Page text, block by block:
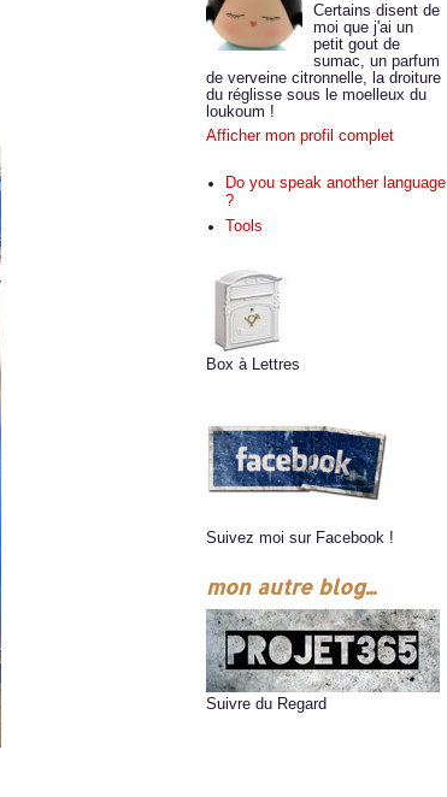
Certains disent de
moi que j'ai un
petit gout de
sumac, un parfum
de verveine citronnelle, la droiture
du réglisse sous le moelleux du
loukoum !
Afficher mon profil complet
Do you speak another language
?
Tools
Box à Lettres
Suivez moi sur Facebook !
mon autre blog...
Suivre du Regard